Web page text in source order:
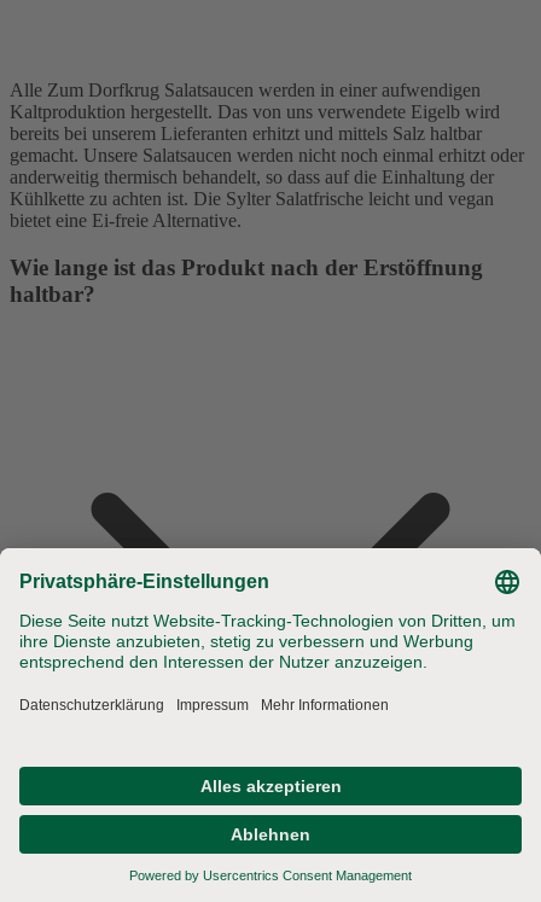
Alle Zum Dorfkrug Salatsaucen werden in einer aufwendigen
Kaltproduktion hergestellt. Das von uns verwendete Eigelb wird
bereits bei unserem Lieferanten erhitzt und mittels Salz haltbar
gemacht. Unsere Salatsaucen werden nicht noch einmal erhitzt oder
anderweitig thermisch behandelt, so dass auf die Einhaltung der
Kühlkette zu achten ist. Die Sylter Salatfrische leicht und vegan
bietet eine Ei-freie Alternative.
Wie lange ist das Produkt nach der Erstöffnung
haltbar?
Wir gewährleisten die hohe Qualität unserer Zum Dorfkrug
Produkte bis zum Mindesthaltbarkeitsdatum (MHD). Voraussetzung